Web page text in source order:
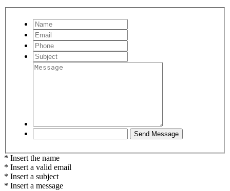
* Insert the name
* Insert a valid email
* Insert a subject
* Insert a message